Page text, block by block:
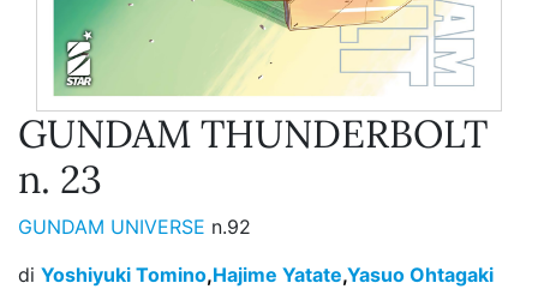
GUNDAM THUNDERBOLT
n. 23
GUNDAM UNIVERSE n.92
di Yoshiyuki Tomino,Hajime Yatate,Yasuo Ohtagaki